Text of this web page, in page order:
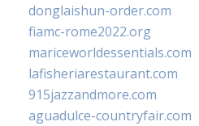
donglaishun-order.com
fiamc-rome2022.org
mariceworldessentials.com
lafisheriarestaurant.com
915jazzandmore.com
aguadulce-countryfair.com